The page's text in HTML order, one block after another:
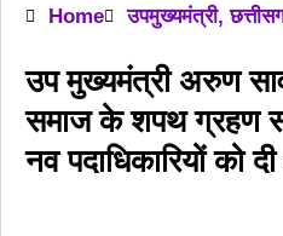
Home उपमुख्यमंत्री,
उप मुख्यमंत्री अरुण
समाज के शपथ ग्रहण
नव पदाधिकारियों को